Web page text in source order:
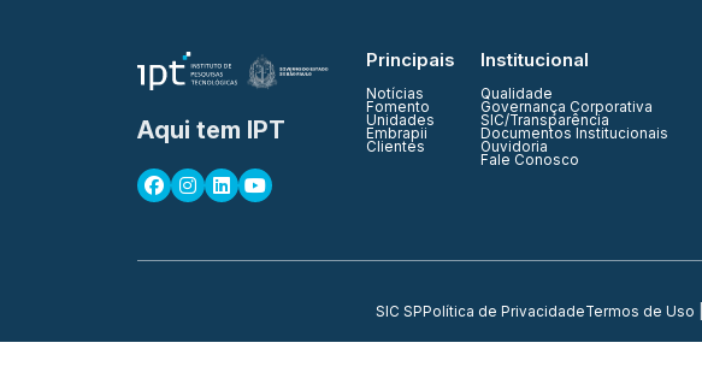
Aqui tem IPT
Principais
Notícias
Fomento
Unidades
Embrapii
Clientes
Institucional
Qualidade
Governança Corporativa
SIC/Transparência
Documentos Institucionais
Ouvidoria
Fale Conosco
SIC SPPolítica de PrivacidadeTermos de Uso